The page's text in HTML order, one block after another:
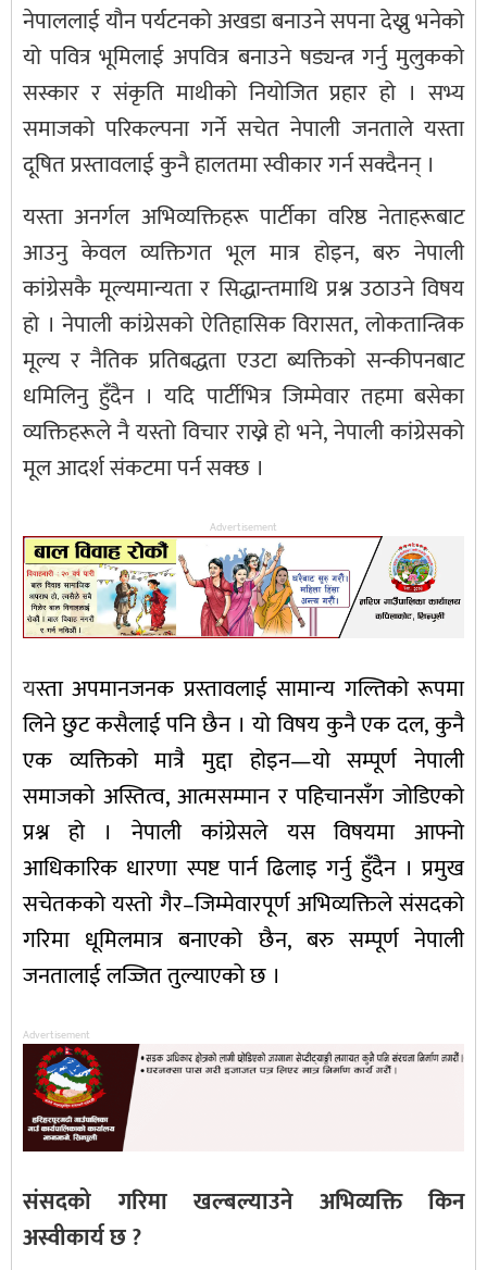
नेपाललाई यौन पर्यटनको अखडा बनाउने सपना देख्नु भनेको
यो पवित्र भूमिलाई अपवित्र बनाउने षड्यन्त्र गर्नु मुलुकको
सस्कार र संकृति माथीको नियोजित प्रहार हो । सभ्य
समाजको परिकल्पना गर्ने सचेत नेपाली जनताले यस्ता
दूषित प्रस्तावलाई कुनै हालतमा स्वीकार गर्न सक्दैनन् ।
यस्ता अनर्गल अभिव्यक्तिहरू पार्टीका वरिष्ठ नेताहरूबाट
आउनु केवल व्यक्तिगत भूल मात्र होइन, बरु नेपाली
कांग्रेसकै मूल्यमान्यता र सिद्धान्तमाथि प्रश्न उठाउने विषय
हो । नेपाली कांग्रेसको ऐतिहासिक विरासत, लोकतान्त्रिक
मूल्य र नैतिक प्रतिबद्धता एउटा ब्यक्तिको सन्कीपनबाट
धमिलिनु हुँदैन । यदि पार्टीभित्र जिम्मेवार तहमा बसेका
व्यक्तिहरूले नै यस्तो विचार राख्ने हो भने, नेपाली कांग्रेसको
मूल आदर्श संकटमा पर्न सक्छ ।
Advertisement
यस्ता अपमानजनक प्रस्तावलाई सामान्य गल्तिको रूपमा
लिने छुट कसैलाई पनि छैन । यो विषय कुनै एक दल, कुनै
एक व्यक्तिको मात्रै मुद्दा होइन—यो सम्पूर्ण नेपाली
समाजको अस्तित्व, आत्मसम्मान र पहिचानसँग जोडिएको
प्रश्न हो । नेपाली कांग्रेसले यस विषयमा आफ्नो
आधिकारिक धारणा स्पष्ट पार्न ढिलाइ गर्नु हुँदैन । प्रमुख
सचेतकको यस्तो गैर–जिम्मेवारपूर्ण अभिव्यक्तिले संसदको
गरिमा धूमिलमात्र बनाएको छैन, बरु सम्पूर्ण नेपाली
जनतालाई लज्जित तुल्याएको छ ।
Advertisement
संसदको गरिमा खल्बल्याउने अभिव्यक्ति किन
अस्वीकार्य छ ?